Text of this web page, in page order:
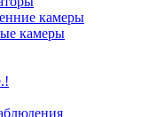
камеры
камеры